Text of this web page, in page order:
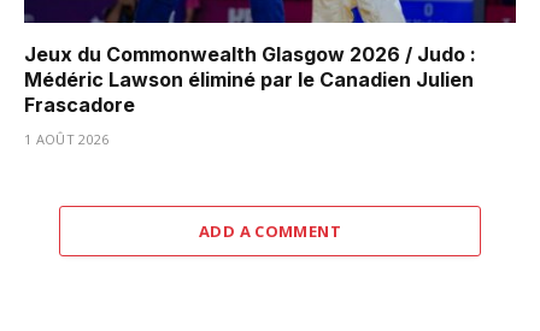
Jeux du Commonwealth Glasgow 2026 / Judo :
Médéric Lawson éliminé par le Canadien Julien
Frascadore
1 AOÛT 2026
ADD A COMMENT